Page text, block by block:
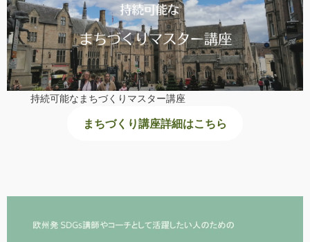
持続可能なまちづくりマスター講座
まちづくり講座詳細はこちら